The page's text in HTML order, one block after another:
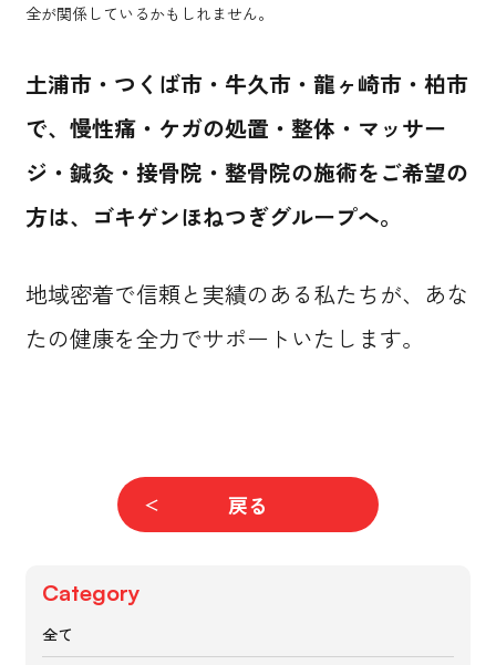
全が関係しているかもしれません。
土浦市・つくば市・牛久市・龍ヶ崎市・柏市
で、慢性痛・ケガの処置・整体・マッサー
ジ・鍼灸・接骨院・整骨院の施術をご希望の
方は、ゴキゲンほねつぎグループへ。
地域密着で信頼と実績のある私たちが、あな
たの健康を全力でサポートいたします。
戻る
Category
全て